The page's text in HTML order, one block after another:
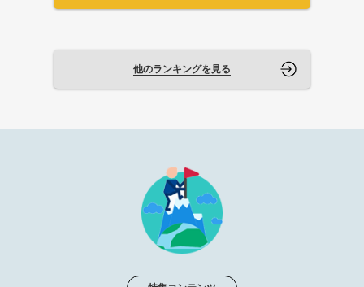
他のランキングを見る